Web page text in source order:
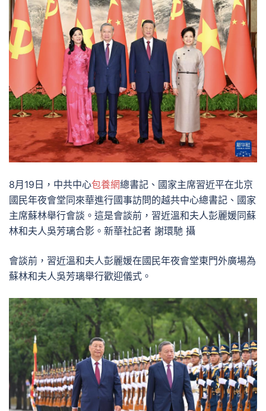
8月19日，中共中心包養網總書記、國家主席習近平在北京
國民年夜會堂同來華進行國事訪問的越共中心總書記、國家
主席蘇林舉行會談。這是會談前，習近溫和夫人彭麗媛同蘇
林和夫人吳芳璃合影。新華社記者 謝環馳 攝
會談前，習近溫和夫人彭麗媛在國民年夜會堂東門外廣場為
蘇林和夫人吳芳璃舉行歡迎儀式。